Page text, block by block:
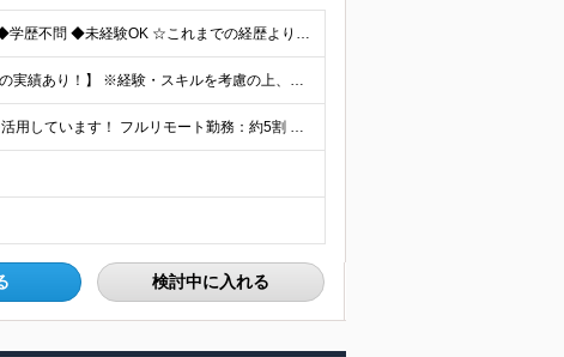
【第二新卒大歓迎！未経験スタートもOKです◎】 ◆学歴不問 ◆未経験OK ☆これまでの経歴よりも「これから」を重視します！ ☆文系・理系、前職の雇用形態は一切問いません！ ＼先輩たちの前職もさまざ
【未経験から年収550万円可／1年で最大80万円UPの実績あり！】 ※経験・スキルを考慮の上、決定いたします。 【月給】27万円〜29万円 ※上記には固定残業代（月25時間分／4万5,000円〜4万
当社で働く社員の「90%以上」がリモートワークを活用しています！ フルリモート勤務：約5割 ハイブリッド勤務（リモート＋出社）：約4割 【本社】東京都千代田区丸の内2-4-1 丸の内ビルディング12
検討中に入れる